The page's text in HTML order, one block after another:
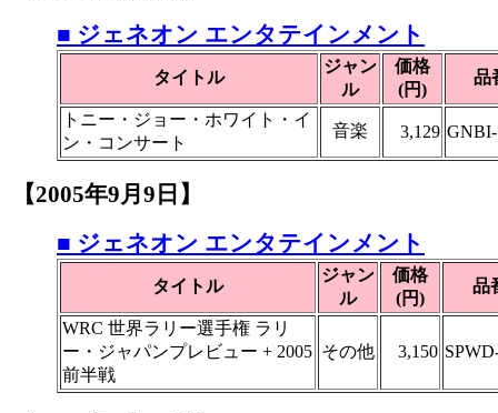
■ ジェネオン エンタテインメント
タイトル
ジャン
ル
価格
(円)
品
トニー・ジョー・ホワイト・イ
ン・コンサート
音楽 3,129
【2005年9月9日】
■ ジェネオン エンタテインメント
タイトル
ジャン
ル
価格
(円)
品
WRC 世界ラリー選手権 ラリ
ー・ジャパンプレビュー + 2005
前半戦
その他 3,150